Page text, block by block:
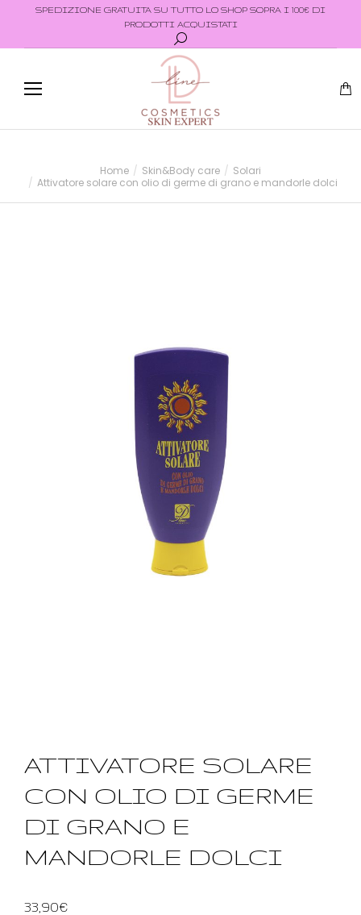
SPEDIZIONE GRATUITA SU TUTTO LO SHOP SOPRA I 100€ DI
PRODOTTI ACQUISTATI
Home Skin&Body care
Solari
Attivatore solare con olio di germe di grano e mandorle dolci
ATTIVATORE SOLARE
CON OLIO DI GERME
DI GRANO E
MANDORLE DOLCI
33,90€